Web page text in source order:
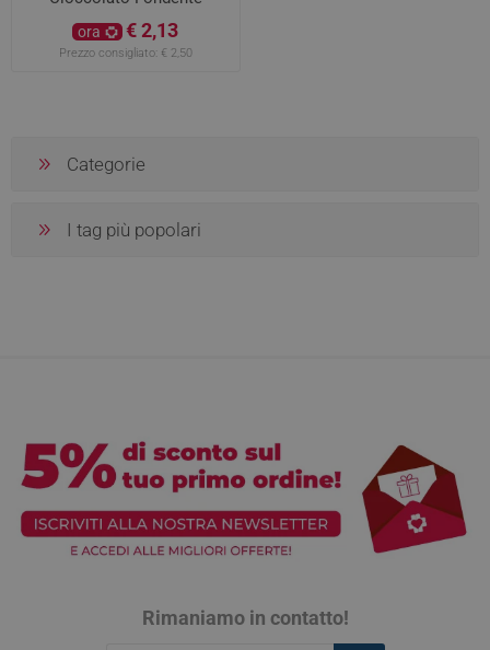
ora € 2,13
Prezzo consigliato: € 2,50
Categorie
I tag più popolari
Rimaniamo in contatto!